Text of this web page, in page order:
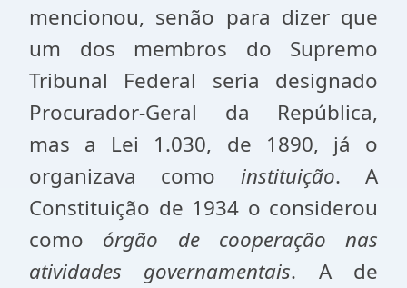
mencionou, senão para dizer que
um dos membros do Supremo
Tribunal Federal seria designado
Procurador-Geral da República,
mas a Lei 1.030, de 1890, já o
organizava como instituição. A
Constituição de 1934 o considerou
como órgão de cooperação nas
atividades governamentais. A de